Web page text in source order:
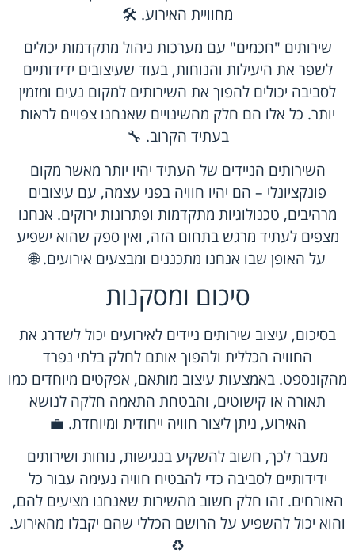
מחוויית האירוע. 🛠️
שירותים "חכמים" עם מערכות ניהול מתקדמות יכולים
לשפר את היעילות והנוחות, בעוד שעיצובים ידידותיים
לסביבה יכולים להפוך את השירותים למקום נעים ומזמין
יותר. כל אלו הם חלק מהשינויים שאנחנו צפויים לראות
בעתיד הקרוב. 🔧
השירותים הניידים של העתיד יהיו יותר מאשר מקום
פונקציונלי – הם יהיו חוויה בפני עצמה, עם עיצובים
מרהיבים, טכנולוגיות מתקדמות ופתרונות ירוקים. אנחנו
מצפים לעתיד מרגש בתחום הזה, ואין ספק שהוא ישפיע
על האופן שבו אנחנו מתכננים ומבצעים אירועים. 🌐
סיכום ומסקנות
בסיכום, עיצוב שירותים ניידים לאירועים יכול לשדרג את
החוויה הכללית ולהפוך אותם לחלק בלתי נפרד
מהקונספט. באמצעות עיצוב מותאם, אפקטים מיוחדים כמו
תאורה או קישוטים, והבטחת התאמה חלקה לנושא
האירוע, ניתן ליצור חוויה ייחודית ומיוחדת. 💼
מעבר לכך, חשוב להשקיע בנגישות, נוחות ושירותים
ידידותיים לסביבה כדי להבטיח חוויה נעימה עבור כל
האורחים. זהו חלק חשוב מהשירות שאנחנו מציעים להם,
והוא יכול להשפיע על הרושם הכללי שהם יקבלו מהאירוע.
♻️